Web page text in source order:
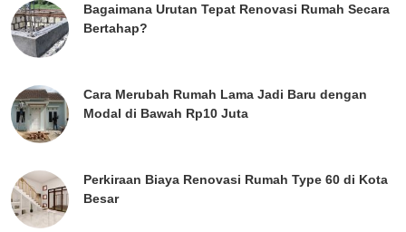
Bagaimana Urutan Tepat Renovasi Rumah Secara
Bertahap?
Cara Merubah Rumah Lama Jadi Baru dengan
Modal di Bawah Rp10 Juta
Perkiraan Biaya Renovasi Rumah Type 60 di Kota
Besar